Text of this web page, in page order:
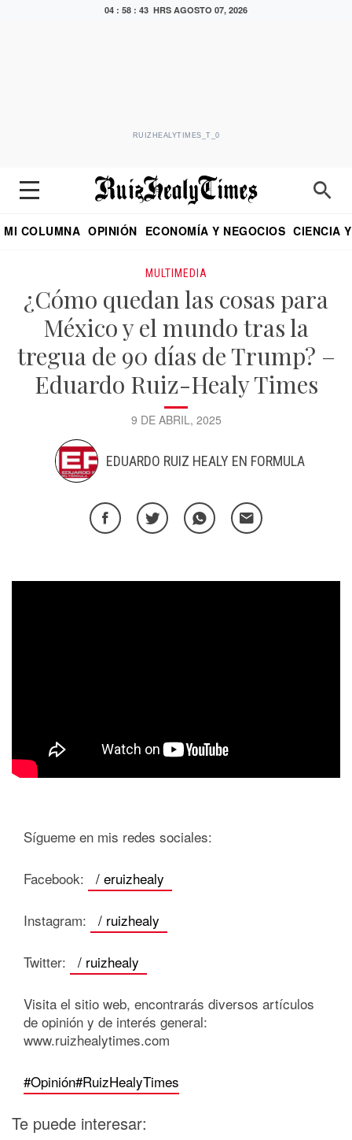
04 : 58 : 43 HRS AGOSTO 07, 2026
RUIZHEALYTIMES_T_0
MI COLUMNA OPINIÓN ECONOMÍA Y NEGOCIOS CIENCIA
MULTIMEDIA
¿Cómo quedan las cosas para
México y el mundo tras la
tregua de 90 días de Trump? –
Eduardo Ruiz-Healy Times
9 DE ABRIL, 2025
EDUARDO RUIZ HEALY EN FORMULA
Sígueme en mis redes sociales:
Facebook: / eruizhealy
Instagram: / ruizhealy
Twitter: / ruizhealy
Visita el sitio web, encontrarás diversos artículos
de opinión y de interés general:
www.ruizhealytimes.com
#Opinión#RuizHealyTimes
Te puede interesar: